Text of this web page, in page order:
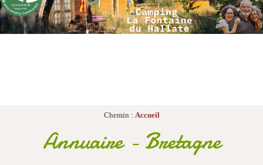
Chemin : Accueil
Annuaire - Bretagne